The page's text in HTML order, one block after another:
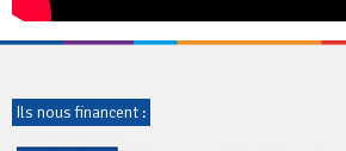
Ils nous financent :